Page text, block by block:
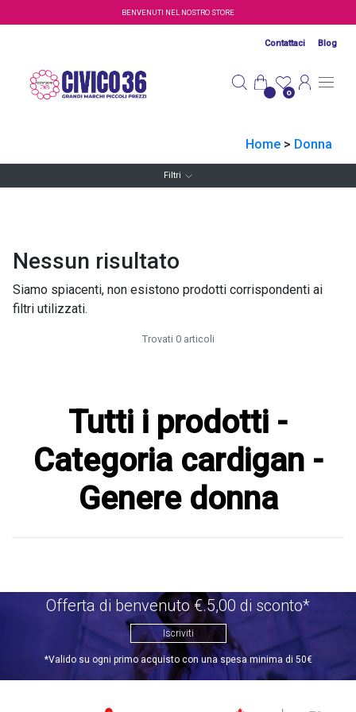
Salta al contenuto principaleBENVENUTI NEL NOSTRO STORE
Contattaci Blog
0
Home > Donna
Filtri
Nessun risultato
Siamo spiacenti, non esistono prodotti corrispondenti ai
filtri utilizzati.
Trovati 0 articoli
Tutti i prodotti -
Categoria cardigan -
Genere donna
Offerta di benvenuto €.5,00 di sconto*
Iscriviti
*Valido su ogni primo acquisto con una spesa minima di 50€